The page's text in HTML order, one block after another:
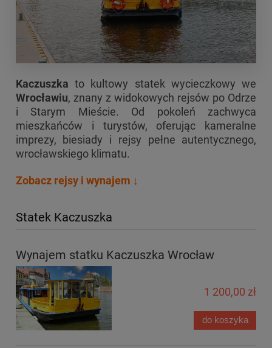
Kaczuszka to kultowy statek wycieczkowy we
Wrocławiu, znany z widokowych rejsów po Odrze
i Starym Mieście. Od pokoleń zachwyca
mieszkańców i turystów, oferując kameralne
imprezy, biesiady i rejsy pełne autentycznego,
wrocławskiego klimatu.
Zobacz rejsy i wynajem ↓
Statek Kaczuszka
Wynajem statku Kaczuszka Wrocław
1 200,00 zł
do koszyka